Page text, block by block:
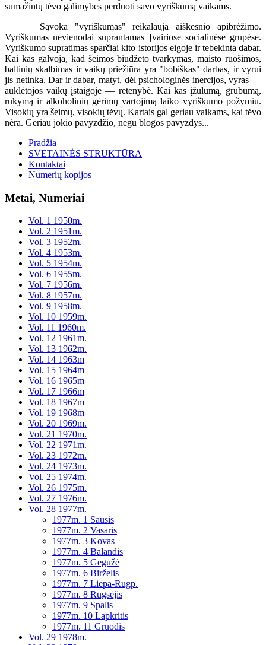
sumažintų tėvo galimybes perduoti savo vyriškumą vaikams.
Sąvoka "vyriškumas" reikalauja aiškesnio apibrėžimo.
Vyriškumas nevienodai suprantamas Įvairiose socialinėse grupėse.
Vyriškumo supratimas sparčiai kito istorijos eigoje ir tebekinta dabar.
Kai kas galvoja, kad šeimos biudžeto tvarkymas, maisto ruošimos,
baltinių skalbimas ir vaikų priežiūra yra "bobiškas" darbas, ir vyrui
jis netinka. Dar ir dabar, matyt, dėl psichologinės inercijos, vyras —
auklėtojos vaikų įstaigoje — retenybė. Kai kas įžūlumą, grubumą,
rūkymą ir alkoholinių gėrimų vartojimą laiko vyriškumo požymiu.
Visokių yra šeimų, visokių tėvų. Kartais gal geriau vaikams, kai tėvo
nėra. Geriau jokio pavyzdžio, negu blogos pavyzdys...
Pradžia
SVETAINĖS STRUKTŪRA
Kontaktai
Numerių kopijos
Metai, Numeriai
Vol. 1 1950m.
Vol. 2 1951m.
Vol. 3 1952m.
Vol. 4 1953m.
Vol. 5 1954m.
Vol. 6 1955m.
Vol. 7 1956m.
Vol. 8 1957m.
Vol. 9 1958m.
Vol. 10 1959m.
Vol. 11 1960m.
Vol. 12 1961m.
Vol. 13 1962m.
Vol. 14 1963m
Vol. 15 1964m
Vol. 16 1965m
Vol. 17 1966m
Vol. 18 1967m
Vol. 19 1968m
Vol. 20 1969m.
Vol. 21 1970m.
Vol. 22 1971m.
Vol. 23 1972m.
Vol. 24 1973m.
Vol. 25 1974m.
Vol. 26 1975m.
Vol. 27 1976m.
Vol. 28 1977m.
1977m. 1 Sausis
1977m. 2 Vasaris
1977m. 3 Kovas
1977m. 4 Balandis
1977m. 5 Gegužė
1977m. 6 Birželis
1977m. 7 Liepa-Rugp.
1977m. 8 Rugsėjis
1977m. 9 Spalis
1977m. 10 Lapkritis
1977m. 11 Gruodis
Vol. 29 1978m.